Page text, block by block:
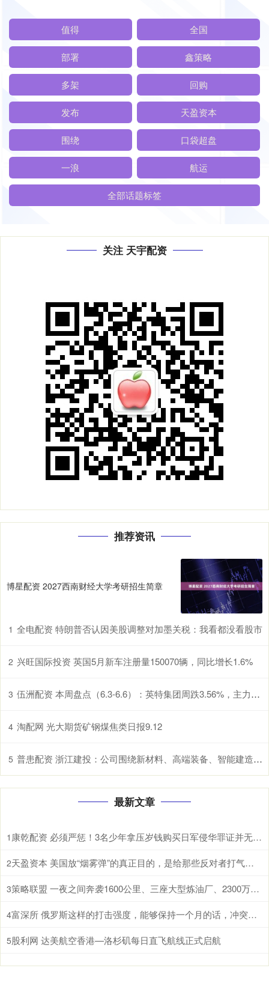
值得 全国
部署 鑫策略
多架 回购
发布 天盈资本
围绕 口袋超盘
一浪 航运
全部话题标签
关注 天宇配资
推荐资讯
博星配资 2027西南财经大学考研招生简章
1 全电配资 特朗普否认因美股调整对加墨关税：我看都没看股市
2 兴旺国际投资 英国5月新车注册量150070辆，同比增长1.6%
3 伍洲配资 本周盘点（6.3-6.6）：英特集团周跌3.56%，主力资金合计净流出1568.68万元
4 淘配网 光大期货矿钢煤焦类日报9.12
5 普患配资 浙江建投：公司围绕新材料、高端装备、智能建造、城市运营、数字经济等5大新赛道新方向进行布局探索
最新文章
1 康乾配资 必须严惩！3名少年拿压岁钱购买日军侵华罪证并无偿捐赠却遭网爆和死亡威
2 天盈资本 美国放“烟雾弹”的真正目的，是给那些反对者打气，同时给中英关系添堵
3 策略联盟 一夜之间奔袭1600公里、三座大型炼油厂、2300万吨原油 在现代战
4 富深所 俄罗斯这样的打击强度，能够保持一个月的话，冲突真的就会结束了！ 近日
5股利网 达美航空香港—洛杉矶每日直飞航线正式启航